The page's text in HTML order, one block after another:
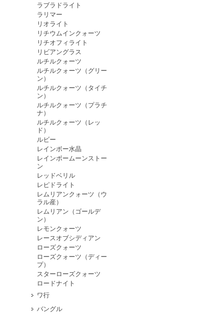
ラブラドライト
ラリマー
リオライト
リチウムインクォーツ
リチオフィライト
リビアングラス
ルチルクォーツ
ルチルクォーツ（グリー
ン）
ルチルクォーツ（タイチ
ン）
ルチルクォーツ（プラチ
ナ）
ルチルクォーツ（レッ
ド）
ルビー
レインボー水晶
レインボームーンストー
ン
レッドベリル
レピドライト
レムリアンクォーツ（ウ
ラル産）
レムリアン（ゴールデ
ン）
レモンクォーツ
レースオブシディアン
ローズクォーツ
ローズクォーツ（ディー
プ）
スターローズクォーツ
ロードナイト
ワ行
バングル